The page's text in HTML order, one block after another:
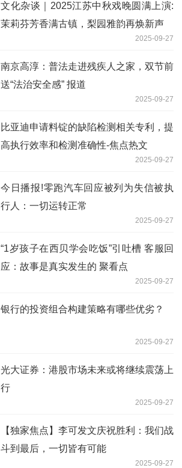
文化杂谈｜2025江苏中秋戏晚圆满上演:
茉莉芬芳香满古镇，梨园雅韵再焕新声
2025-09-27
南京高淳：普法走进残疾人之家，双节前
送“法治安全感” 报道
2025-09-27
比亚迪申请料锭的缺陷检测相关专利，提
高执行效率和检测准确性-焦点热文
2025-09-27
今日播报!零跑汽车回应被列为失信被执
行人：一切运转正常
2025-09-27
“1岁孩子在西贝学会吃饭”引吐槽 客服回
应：故事是真实发生的 聚看点
2025-09-27
银行的投资组合构建策略有哪些优劣？
2025-09-27
光大证券：港股市场未来或将继续震荡上
行
2025-09-27
【独家焦点】李可发文庆祝胜利：我们战
斗到最后，一切皆有可能
2025-09-27